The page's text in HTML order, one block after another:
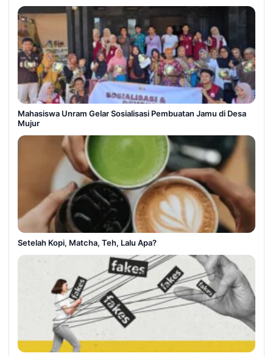
Mahasiswa Unram Gelar Sosialisasi Pembuatan Jamu di Desa
Mujur
Setelah Kopi, Matcha, Teh, Lalu Apa?